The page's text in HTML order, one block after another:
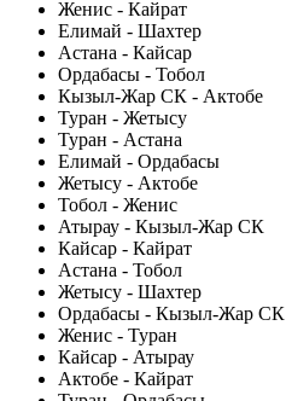
Женис - Кайрат
Елимай - Шахтер
Астана - Кайсар
Ордабасы - Тобол
Кызыл-Жар СК - Актобе
Туран - Жетысу
Туран - Астана
Елимай - Ордабасы
Жетысу - Актобе
Тобол - Женис
Атырау - Кызыл-Жар СК
Кайсар - Кайрат
Астана - Тобол
Жетысу - Шахтер
Ордабасы - Кызыл-Жар СК
Женис - Туран
Кайсар - Атырау
Актобе - Кайрат